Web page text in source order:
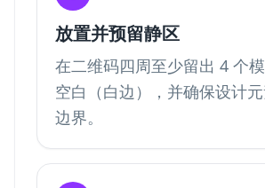
放置并预留静区
在二维码四周至少留出 4 个
空白（白边），并确保设计
边界。